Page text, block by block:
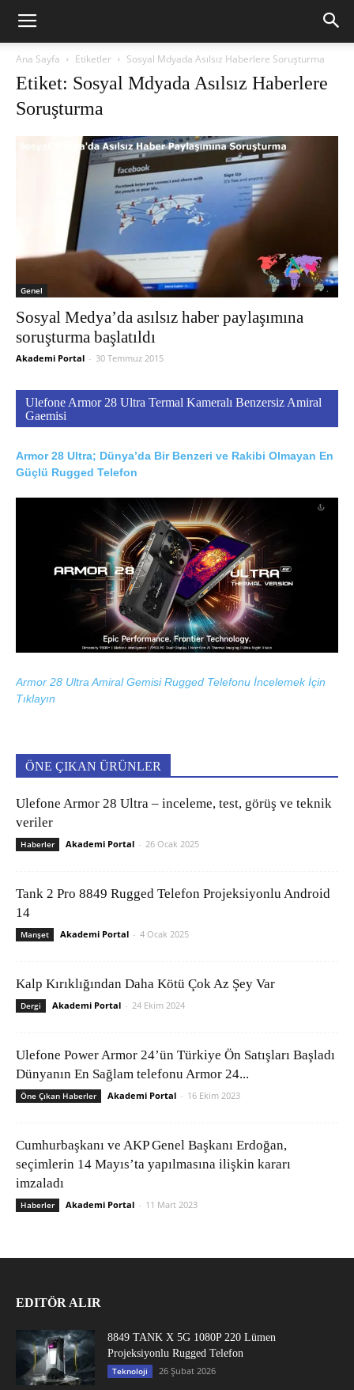
Ana Sayfa Etiketler Sosyal Mdyada Asılsız Haberlere Soruşturma
Etiket: Sosyal Mdyada Asılsız Haberlere
Soruşturma
Genel
Sosyal Medya’da asılsız haber paylaşımına
soruşturma başlatıldı
Akademi Portal - 30 Temmuz 2015
Ulefone Armor 28 Ultra Termal Kameralı Benzersiz Amiral
Gaemisi
Armor 28 Ultra; Dünya’da Bir Benzeri ve Rakibi Olmayan En
Güçlü Rugged Telefon
Armor 28 Ultra Amiral Gemisi Rugged Telefonu İncelemek İçin
Tıklayın
ÖNE ÇIKAN ÜRÜNLER
Ulefone Armor 28 Ultra – inceleme, test, görüş ve teknik
veriler
Haberler Akademi Portal - 26 Ocak 2025
Tank 2 Pro 8849 Rugged Telefon Projeksiyonlu Android
14
Manşet Akademi Portal - 4 Ocak 2025
Kalp Kırıklığından Daha Kötü Çok Az Şey Var
Dergi Akademi Portal - 24 Ekim 2024
Ulefone Power Armor 24’ün Türkiye Ön Satışları Başladı
Dünyanın En Sağlam telefonu Armor 24...
Öne Çıkan Haberler Akademi Portal - 16 Ekim 2023
Cumhurbaşkanı ve AKP Genel Başkanı Erdoğan,
seçimlerin 14 Mayıs’ta yapılmasına ilişkin kararı
imzaladı
Haberler Akademi Portal - 11 Mart 2023
EDITÖR ALIR
8849 TANK X 5G 1080P 220 Lümen
Projeksiyonlu Rugged Telefon
Teknoloji 26 Şubat 2026